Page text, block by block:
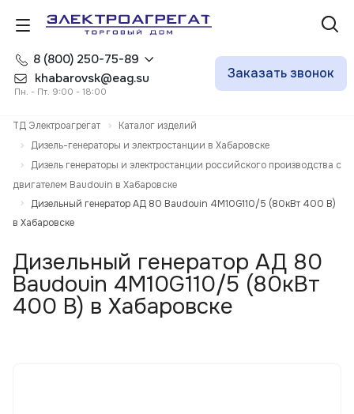
8 (800) 250-75-89
khabarovsk@eag.su
Пн. - Пт. 9:00 - 18:00
Заказать звонок
ТД Электроагрегат
Каталог изделий
Дизель-генераторы и электростанции в Хабаровске
Дизель генераторы и электростанции российского производства с
двигателем Baudouin в Хабаровске
Дизельный генератор АД 80 Baudouin 4M10G110/5 (80кВт 400 В)
в Хабаровске
Дизельный генератор АД 80
Baudouin 4M10G110/5 (80кВт
400 В) в Хабаровске